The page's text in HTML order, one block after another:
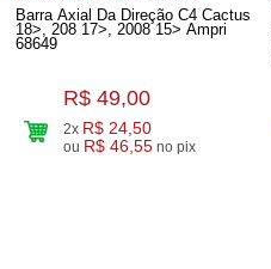
Barra Axial Da Direção C4 Cactus
18>, 208 17>, 2008 15> Ampri
68649
R$ 49,00
2x R$ 24,50
ou R$ 46,55 no pix